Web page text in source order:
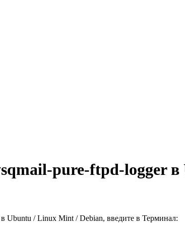
pure-ftpd-logger
Ubuntu / Linux Mint / Debian, введите в Терминал: